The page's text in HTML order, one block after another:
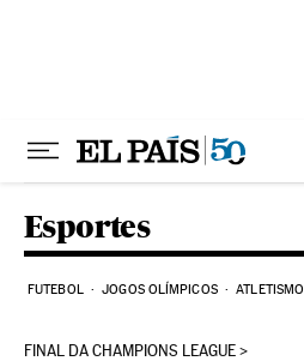
Esportes
FUTEBOL JOGOS OLÍMPICOS ATLETISMO
FINAL DA CHAMPIONS LEAGUE